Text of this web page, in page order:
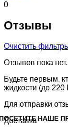
0
Отзывы
Очистить
Отзывов пока нет.
Будьте первым,
жидкости (до
Для отправки
Доставка НАШЕ